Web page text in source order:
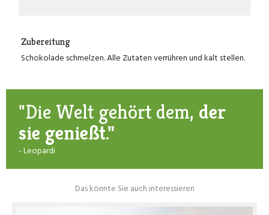
Zubereitung
Schokolade schmelzen. Alle Zutaten verrühren und kalt stellen.
"Die Welt gehört dem, der
sie genießt."
- Leopardi
Das könnte Sie auch interessieren